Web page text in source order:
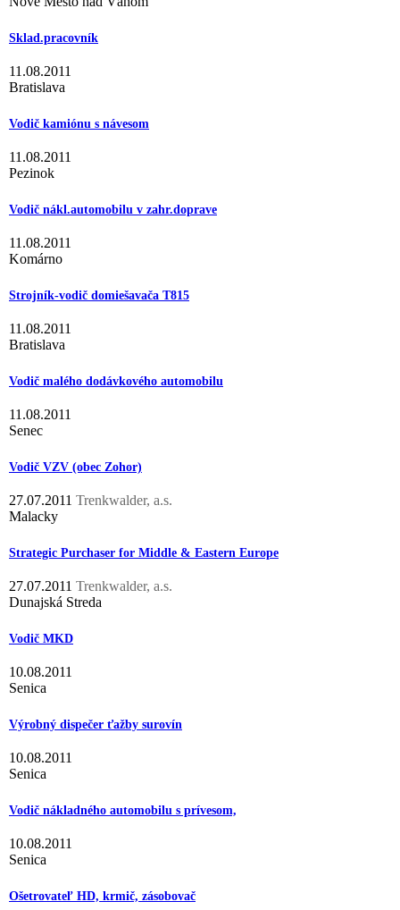
Sklad.pracovník
11.08.2011
Bratislava
Vodič kamiónu s návesom
11.08.2011
Pezinok
Vodič nákl.automobilu v zahr.doprave
11.08.2011
Komárno
Strojník-vodič domiešavača T815
11.08.2011
Bratislava
Vodič malého dodávkového automobilu
11.08.2011
Senec
Vodič VZV (obec Zohor)
27.07.2011 Trenkwalder, a.s.
Malacky
Strategic Purchaser for Middle & Eastern Europe
27.07.2011 Trenkwalder, a.s.
Dunajská Streda
Vodič MKD
10.08.2011
Senica
Výrobný dispečer ťažby surovín
10.08.2011
Senica
Vodič nákladného automobilu s prívesom,
10.08.2011
Senica
Ošetrovateľ HD, krmič, zásobovač